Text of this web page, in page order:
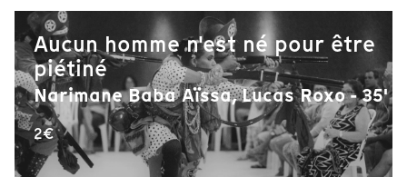
Aucun homme n'est né pour être
piétiné
Narimane Baba Aïssa, Lucas Roxo - 35'
2€